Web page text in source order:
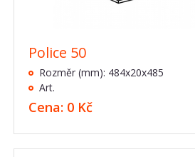
Police 50
Rozměr (mm): 484x20x485
Art.
Cena: 0 Kč